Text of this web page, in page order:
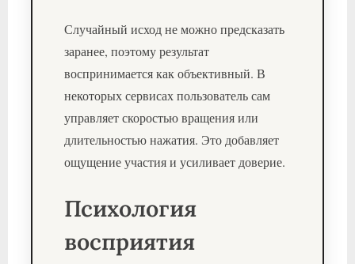
Случайный исход не можно предсказать
заранее, поэтому результат
воспринимается как объективный. В
некоторых сервисах пользователь сам
управляет скоростью вращения или
длительностью нажатия. Это добавляет
ощущение участия и усиливает доверие.
Психология
восприятия